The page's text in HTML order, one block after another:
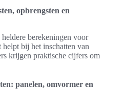
opbrengsten en
berekeningen voor
bij het inschatten van
krijgen praktische cijfers om
panelen, omvormer en